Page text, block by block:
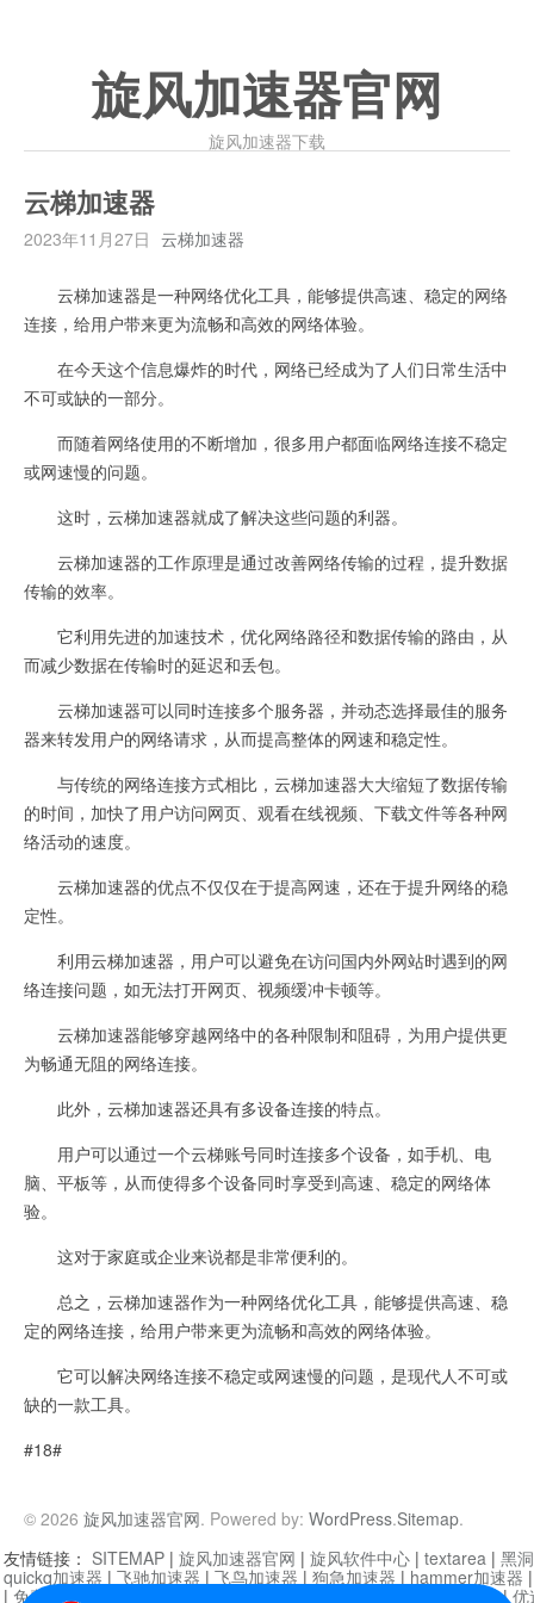
旋风加速器官网
旋风加速器下载
云梯加速器
2023年11月27日 云梯加速器
云梯加速器是一种网络优化工具，能够提供高速、稳定的网络
连接，给用户带来更为流畅和高效的网络体验。
在今天这个信息爆炸的时代，网络已经成为了人们日常生活中
不可或缺的一部分。
而随着网络使用的不断增加，很多用户都面临网络连接不稳定
或网速慢的问题。
这时，云梯加速器就成了解决这些问题的利器。
云梯加速器的工作原理是通过改善网络传输的过程，提升数据
传输的效率。
它利用先进的加速技术，优化网络路径和数据传输的路由，从
而减少数据在传输时的延迟和丢包。
云梯加速器可以同时连接多个服务器，并动态选择最佳的服务
器来转发用户的网络请求，从而提高整体的网速和稳定性。
与传统的网络连接方式相比，云梯加速器大大缩短了数据传输
的时间，加快了用户访问网页、观看在线视频、下载文件等各种网
络活动的速度。
云梯加速器的优点不仅仅在于提高网速，还在于提升网络的稳
定性。
利用云梯加速器，用户可以避免在访问国内外网站时遇到的网
络连接问题，如无法打开网页、视频缓冲卡顿等。
云梯加速器能够穿越网络中的各种限制和阻碍，为用户提供更
为畅通无阻的网络连接。
此外，云梯加速器还具有多设备连接的特点。
用户可以通过一个云梯账号同时连接多个设备，如手机、电
脑、平板等，从而使得多个设备同时享受到高速、稳定的网络体
验。
这对于家庭或企业来说都是非常便利的。
总之，云梯加速器作为一种网络优化工具，能够提供高速、稳
定的网络连接，给用户带来更为流畅和高效的网络体验。
它可以解决网络连接不稳定或网速慢的问题，是现代人不可或
缺的一款工具。
#18#
© 2026 旋风加速器官网. Powered by: WordPress.Sitemap.
友情链接： SITEMAP | 旋风加速器官网 | 旋风软件中心 | textarea | 黑
quickq加速器 | 飞驰加速器 | 飞鸟加速器 | 狗急加速器 | hammer加速器
| 免费vqn加速外网 迷雾通|优